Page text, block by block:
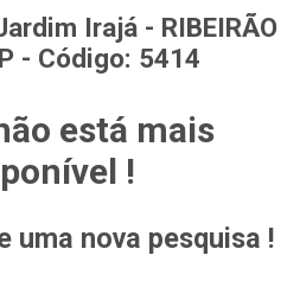
Irajá - RIBEIRÃO
- Código: 5414
está mais
!
uma nova pesquisa !